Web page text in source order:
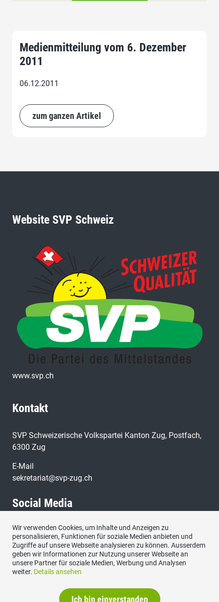
Medienmitteilung vom 6. Dezember
2011
06.12.2011
zum ganzen Artikel
Website SVP Schweiz
www.svp.ch
Kontakt
SVP Schweizerische Volkspartei Kanton Zug, Postfach,
6300 Zug
E-Mail
sekretariat@svp-zug.ch
Social Media
Besuchen Sie uns bei:
Wir verwenden Cookies, um Inhalte und Anzeigen zu
personalisieren, Funktionen für soziale Medien anbieten und
Zugriffe auf unsere Webseite analysieren zu können. Ausserdem
geben wir Informationen zur Nutzung unserer Webseite an
unsere Partner für soziale Medien, Werbung und Analysen
weiter. Details ansehen
Ich bin einverstanden